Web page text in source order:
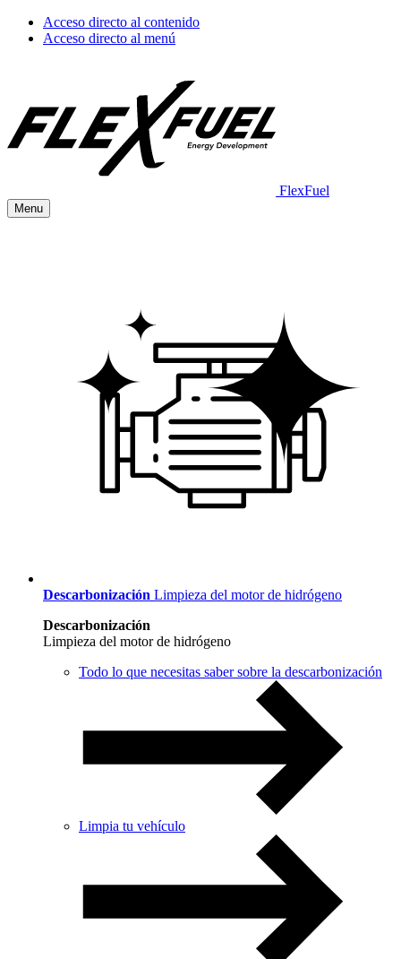
Acceso directo al contenido
Acceso directo al menú
FlexFuel
Menu
Descarbonización Limpieza del motor de hidrógeno
Descarbonización
Limpieza del motor de hidrógeno
Todo lo que necesitas saber sobre la descarbonización
Limpia tu vehículo